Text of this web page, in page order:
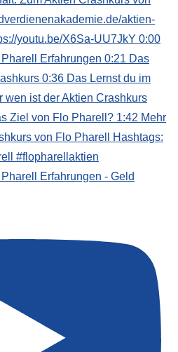
Erfahrungen - Geld